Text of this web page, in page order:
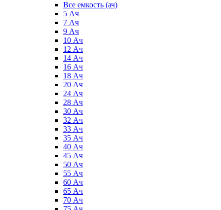
Все емкость (ач)
5 Ач
7 Ач
9 Ач
10 Ач
12 Ач
14 Ач
16 Ач
18 Ач
20 Ач
24 Ач
28 Ач
30 Ач
32 Ач
33 Ач
35 Ач
40 Ач
45 Ач
50 Ач
55 Ач
60 Ач
65 Ач
70 Ач